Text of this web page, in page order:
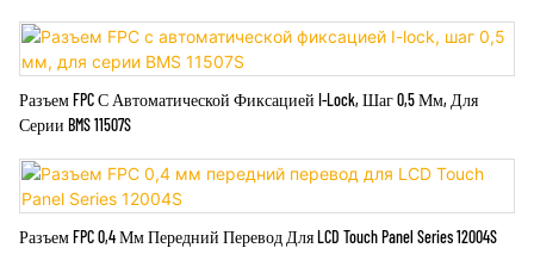
Разъем FPC С Автоматической Фиксацией I-Lock, Шаг 0,5 Мм, Для
Серии BMS 11507S
Разъем FPC 0,4 Мм Передний Перевод Для LCD Touch Panel Series 12004S